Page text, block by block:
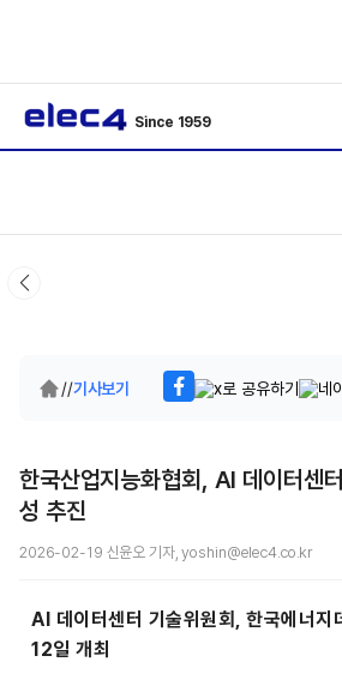
Since 1959
//기사보기
한국산업지능화협회, AI 데이터센
성 추진
2026-02-19 신윤오 기자, yoshin@elec4.co.kr
AI 데이터센터 기술위원회, 한국에너지
12일 개최